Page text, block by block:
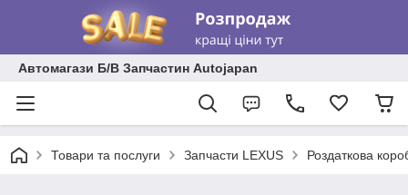
Автомагази Б/В Запчастин Autojapan
Товари та послуги Запчасти LEXUS Роздаткова